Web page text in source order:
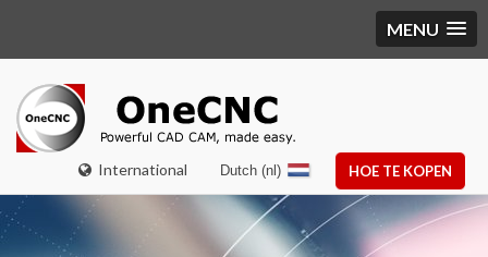
MENU
International HOE TE KOPEN
Dutch (nl)